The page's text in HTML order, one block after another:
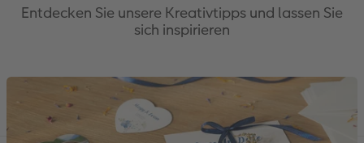
Entdecken Sie unsere Kreativtipps und lassen Sie
sich inspirieren